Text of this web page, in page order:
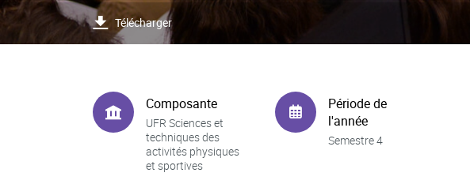
Télécharger
Composante
UFR Sciences et
techniques des
activités physiques
et sportives
Période de
l'année
Semestre 4